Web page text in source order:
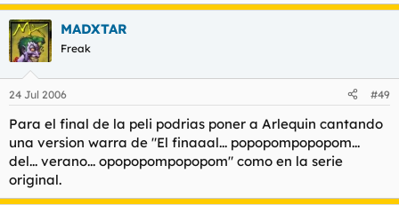
MADXTAR
Freak
24 Jul 2006 #49
Para el final de la peli podrias poner a Arlequin cantando
una version warra de "El finaaal... popopompopopom...
del... verano... opopopompopopom" como en la serie
original.